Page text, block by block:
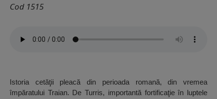
Cod 1515
Istoria cetăţii pleacă din perioada romană, din vremea
împăratului Traian. De Turris, importantă fortificaţie în luptele